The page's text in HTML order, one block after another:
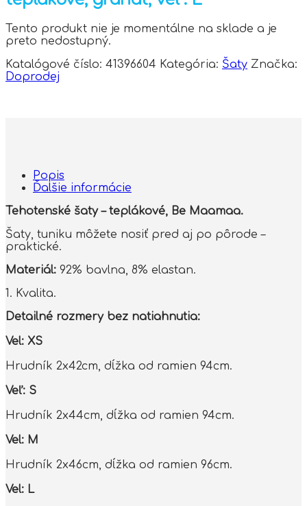
Tento produkt nie je momentálne na sklade a je
preto nedostupný.
Katalógové číslo: 41396604 Kategória: Šaty Značka:
Doprodej
Popis
Ďalšie informácie
Tehotenské šaty – teplákové, Be Maamaa.
Šaty, tuniku môžete nosiť pred aj po pôrode –
praktické.
Materiál: 92% bavlna, 8% elastan.
1. Kvalita.
Detailné rozmery bez natiahnutia:
Vel: XS
Hrudník 2x42cm, dĺžka od ramien 94cm.
Veľ: S
Hrudník 2x44cm, dĺžka od ramien 94cm.
Vel: M
Hrudník 2x46cm, dĺžka od ramien 96cm.
Vel: L